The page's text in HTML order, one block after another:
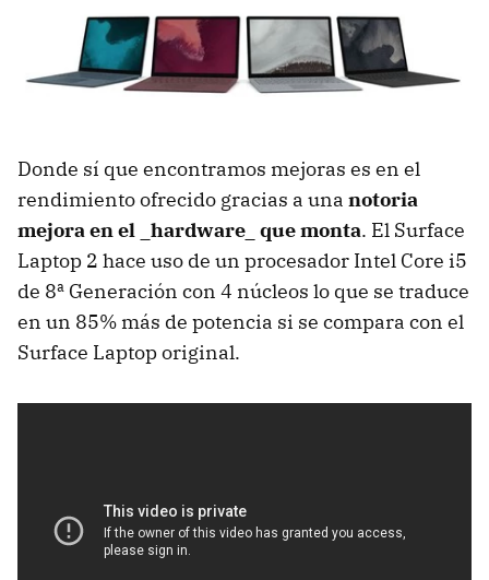
Donde sí que encontramos mejoras es en el
rendimiento ofrecido gracias a una notoria
mejora en el _hardware_ que monta. El Surface
Laptop 2 hace uso de un procesador Intel Core i5
de 8ª Generación con 4 núcleos lo que se traduce
en un 85% más de potencia si se compara con el
Surface Laptop original.